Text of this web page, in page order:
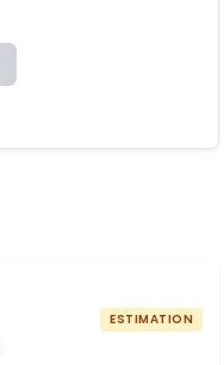
ESTIMATION